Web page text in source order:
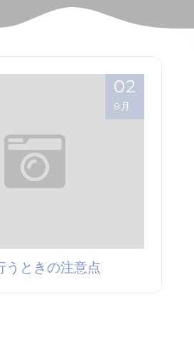
02
8月
うときの注意点